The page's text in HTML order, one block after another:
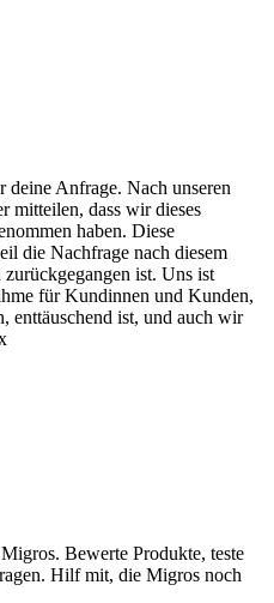
Anfrage. Nach unseren
mitteilen, dass wir dieses
haben. Diese
die Nachfrage nach diesem
ist. Uns ist
für Kundinnen und Kunden,
enttäuschend ist, und auch wir
Bewerte Produkte, teste
Hilf mit, die Migros noch